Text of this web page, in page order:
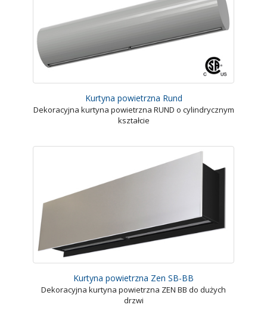
Kurtyna powietrzna Rund
Dekoracyjna kurtyna powietrzna RUND o cylindrycznym
kształcie
Kurtyna powietrzna Zen SB-BB
Dekoracyjna kurtyna powietrzna ZEN BB do dużych
drzwi